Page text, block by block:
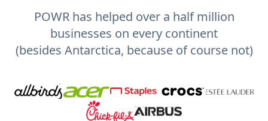
POWR has helped over a half million
businesses on every continent
(besides Antarctica, because of course not)